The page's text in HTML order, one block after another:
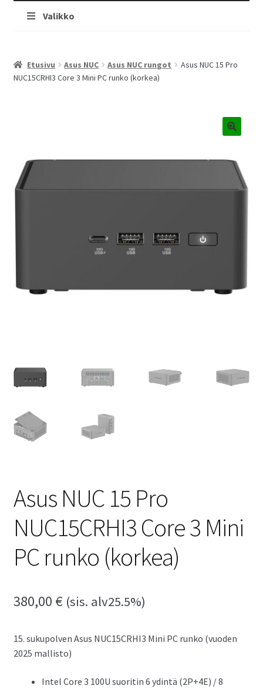
Valikko
Etusivu Asus NUC Asus NUC rungot
Asus NUC 15 Pro
NUC15CRHI3 Core 3 Mini PC runko (korkea)
Asus NUC 15 Pro
NUC15CRHI3 Core 3 Mini
PC runko (korkea)
380,00 €(sis. alv25.5%)
15. sukupolven Asus NUC15CRHI3 Mini PC runko (vuoden
2025 mallisto)
Intel Core 3 100U suoritin 6 ydintä (2P+4E) / 8